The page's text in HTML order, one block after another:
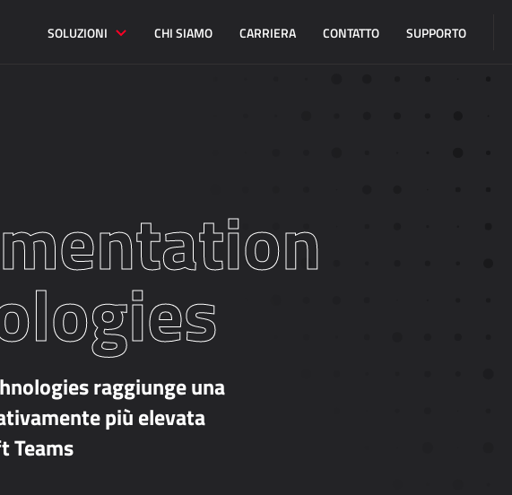
SOLUZIONI CHI SIAMO CARRIERA CONTATTO SUPPORTO
raggiunge una
più elevata
Teams